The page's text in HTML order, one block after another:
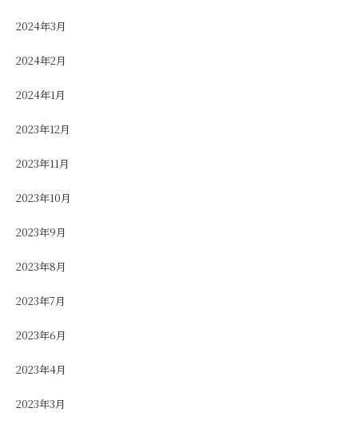
2024年3月
2024年2月
2024年1月
2023年12月
2023年11月
2023年10月
2023年9月
2023年8月
2023年7月
2023年6月
2023年4月
2023年3月